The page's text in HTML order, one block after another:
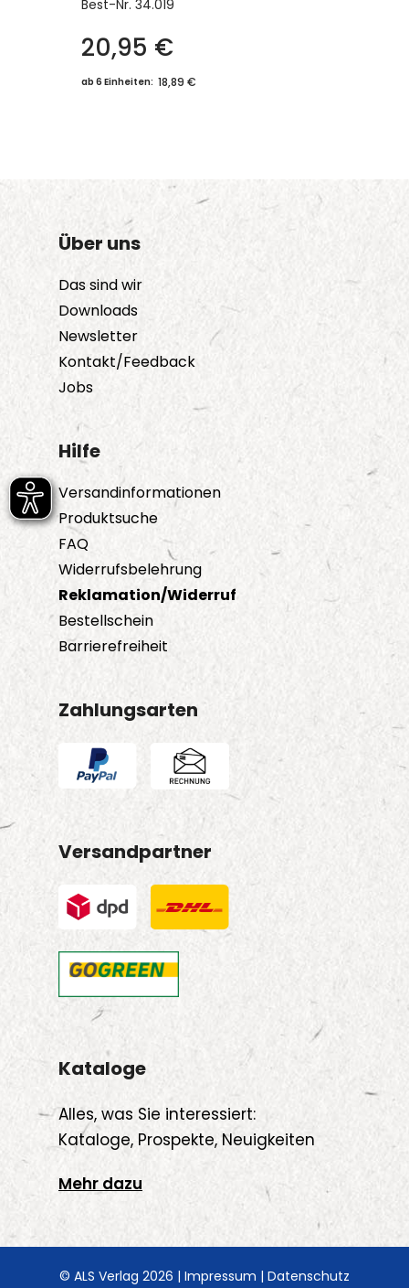
Best-Nr. 34.019
20,95 €
ab 6 Einheiten: 18,89 €
Über uns
Das sind wir
Downloads
Newsletter
Kontakt/Feedback
Jobs
Hilfe
Versandinformationen
Produktsuche
FAQ
Widerrufsbelehrung
Reklamation/Widerruf
Bestellschein
Barrierefreiheit
Zahlungsarten
Versandpartner
Kataloge
Alles, was Sie interessiert:
Kataloge, Prospekte, Neuigkeiten
Mehr dazu
© ALS Verlag 2026 | Impressum | Datenschutz